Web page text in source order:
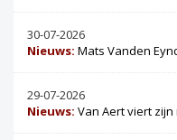
30-07-2026
Nieuws: Mats Vanden
29-07-2026
Nieuws: Van Aert viert